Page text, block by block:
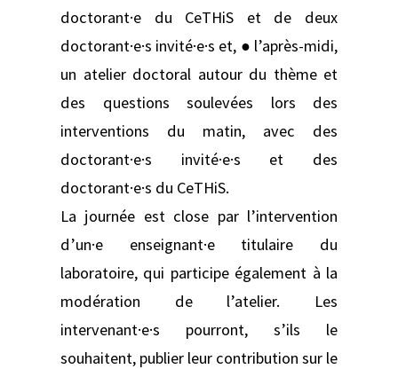
doctorant·e du CeTHiS et de deux
doctorant·e·s invité·e·s et, ● l’après-midi,
un atelier doctoral autour du thème et
des questions soulevées lors des
interventions du matin, avec des
doctorant·e·s invité·e·s et des
doctorant·e·s du CeTHiS.
La journée est close par l’intervention
d’un·e enseignant·e titulaire du
laboratoire, qui participe également à la
modération de l’atelier. Les
intervenant·e·s pourront, s’ils le
souhaitent, publier leur contribution sur le